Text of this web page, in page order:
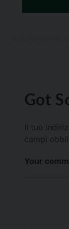
Got
Il tuo
campi
Your